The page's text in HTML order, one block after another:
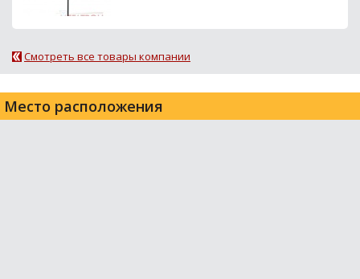
Смотреть все товары компании
Место расположения